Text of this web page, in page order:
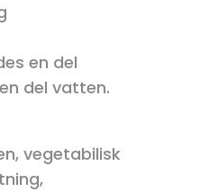
en del
del vatten.
vegetabilisk